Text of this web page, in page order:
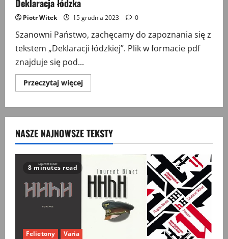
Deklaracja łódzka
Piotr Witek 15 grudnia 2023 0
Szanowni Państwo, zachęcamy do zapoznania się z
tekstem „Deklaracji łódzkiej”. Plik w formacie pdf
znajduje się pod...
Przeczytaj więcejPrzeczytaj
więcej
NASZE NAJNOWSZE TEKSTY
8 minutes read
Felietony Varia